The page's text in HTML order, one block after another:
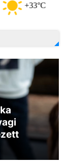
+33°C